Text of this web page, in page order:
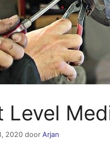
Level
2020 door Arjan